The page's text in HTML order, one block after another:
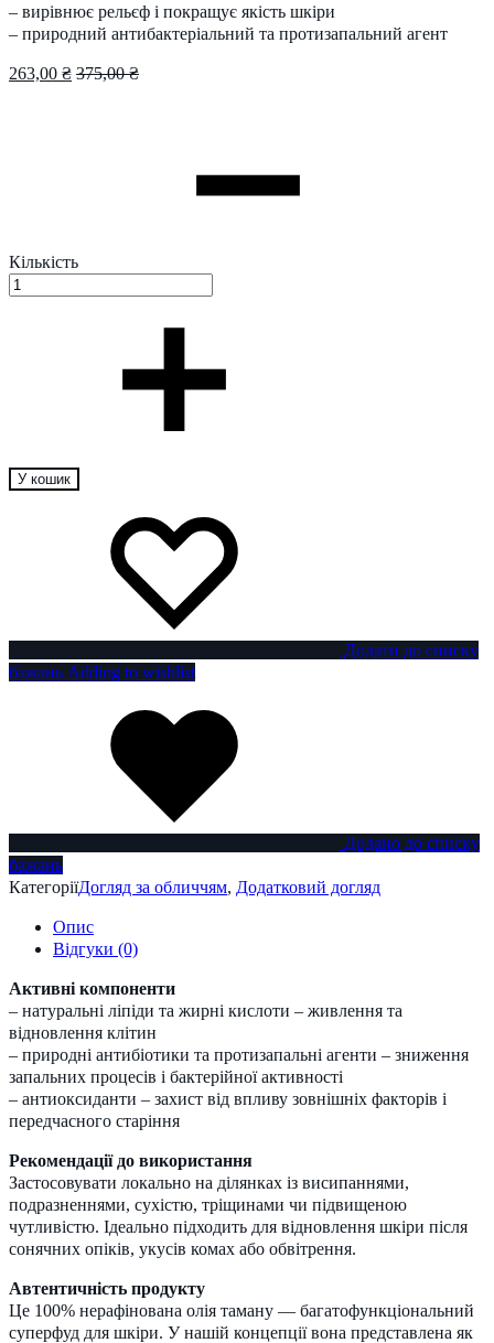
– вирівнює рельєф і покращує якість шкіри
– природний антибактеріальний та протизапальний агент
263,00 ₴ 375,00₴
Кількість
У кошик
Додати до списку
бажань Adding to wishlist
Додано до списку
бажань
КатегоріїДогляд за обличчям, Додатковий догляд
Опис
Відгуки (0)
Активні компоненти
– натуральні ліпіди та жирні кислоти – живлення та
відновлення клітин
– природні антибіотики та протизапальні агенти – зниження
запальних процесів і бактерійної активності
– антиоксиданти – захист від впливу зовнішніх факторів і
передчасного старіння
Рекомендації до використання
Застосовувати локально на ділянках із висипаннями,
подразненнями, сухістю, тріщинами чи підвищеною
чутливістю. Ідеально підходить для відновлення шкіри після
сонячних опіків, укусів комах або обвітрення.
Автентичність продукту
Це 100% нерафінована олія таману — багатофункціональний
суперфуд для шкіри. У нашій концепції вона представлена як